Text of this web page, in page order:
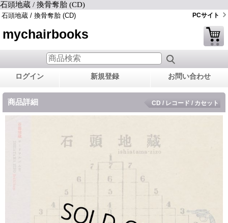
石頭地蔵 / 換骨奪胎 (CD)
石頭地蔵 / 換骨奪胎 (CD) PCサイト
mychairbooks
ログイン 新規登録 お問い合わせ
商品詳細 CD / レコード / カセット